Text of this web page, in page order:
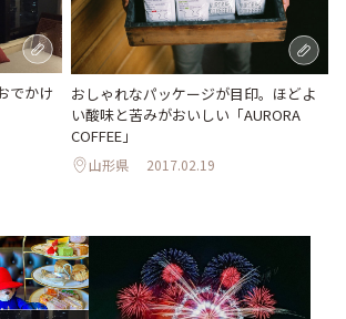
でかけ
おしゃれなパッケージが目印。ほどよ
い酸味と苦みがおいしい「AURORA
COFFEE」
山形県 2017.02.19